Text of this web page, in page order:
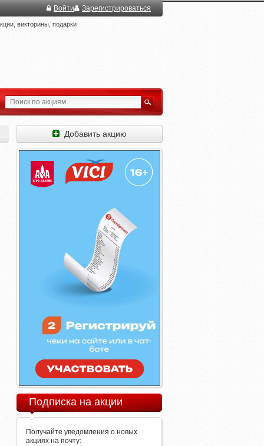
Войти Зарегистрироваться
викторины, подарки
Добавить акцию
Подписка на акции
Получайте уведомления о новых
акциях на почту: